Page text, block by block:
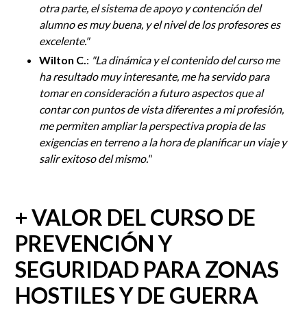
otra parte, el sistema de apoyo y contención del
alumno es muy buena, y el nivel de los profesores es
excelente."
Wilton C. : "La dinámica y el contenido del curso me
ha resultado muy interesante, me ha servido para
tomar en consideración a futuro aspectos que al
contar con puntos de vista diferentes a mi profesión,
me permiten ampliar la perspectiva propia de las
exigencias en terreno a la hora de planificar un viaje y
salir exitoso del mismo."
+ VALOR DEL CURSO DE
PREVENCIÓN Y
SEGURIDAD PARA ZONAS
HOSTILES Y DE GUERRA